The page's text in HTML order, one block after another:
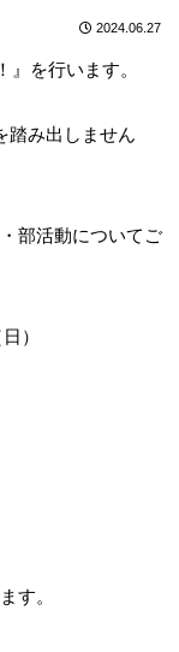
2024.06.27
』を行います。
踏み出しません
部活動についてご
）
す。